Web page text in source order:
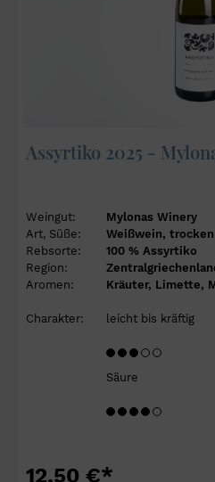
Assyrtiko 2025 -
Weingut:
Mylonas Winery
Art, Süße:
Weißwein, trocken
Rebsorte:
100 % Assyrtiko
Region:
Aromen:
Kräuter, Limette,
Charakter: leicht bis kräftig
Säure
12,50 €*